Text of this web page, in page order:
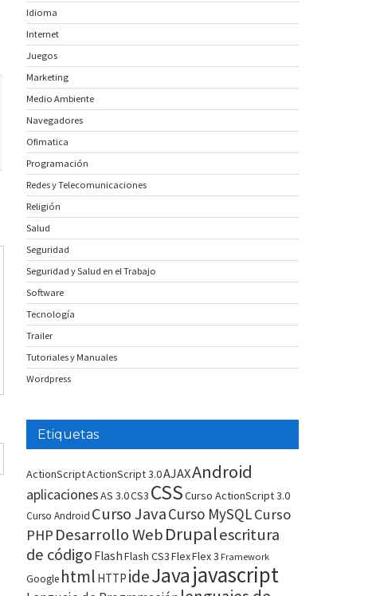
Idioma
Internet
Juegos
Marketing
Medio Ambiente
Navegadores
Ofimatica
Programación
Redes y Telecomunicaciones
Religión
Salud
Seguridad
Seguridad y Salud en el Trabajo
Software
Tecnología
Trailer
Tutoriales y Manuales
Wordpress
Etiquetas
ActionScriptActionScript 3.0AJAXAndroid
aplicacionesAS 3.0CS3 CSSCurso ActionScript 3.0
Curso Android Curso JavaCurso MySQLCurso
PHP Desarrollo WebDrupalescritura
de código FlashFlash CS3FlexFlex 3 Framework
Google html HTTP ideJavajavascript